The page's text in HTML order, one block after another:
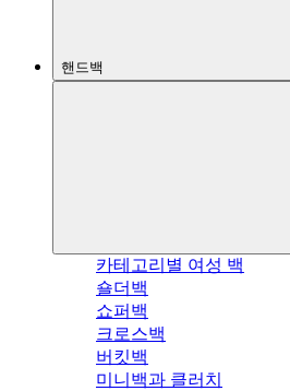
핸드백
카테고리별 여성 백
숄더백
쇼퍼백
크로스백
버킷백
미니백과 클러치